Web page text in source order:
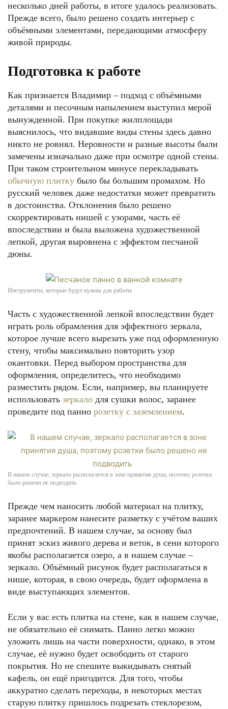
несколько дней работы, в итоге удалось реализовать.
Прежде всего, было решено создать интерьер с
объёмными элементами, передающими атмосферу
живой природы.
Подготовка к работе
Как признается Владимир – подход с объёмными
деталями и песочным напылением выступил мерой
вынужденной. При покупке жилплощади
выяснилось, что видавшие виды стены здесь давно
никто не ровнял. Неровности и разные высоты были
замечены изначально даже при осмотре одной стены.
При таком строительном минусе перекладывать
обычную плитку было бы большим промахом. Но
русский человек даже недостатки может превратить
в достоинства. Отклонения было решено
скорректировать нишей с узорами, часть её
впоследствии и была выложена художественной
лепкой, другая выровнена с эффектом песчаной
дюны.
Инструменты, которые будут нужны для работы
Часть с художественной лепкой впоследствии будет
играть роль обрамления для эффектного зеркала,
которое лучше всего вырезать уже под оформленную
стену, чтобы максимально повторить узор
окантовки. Перед выбором пространства для
оформления, определитесь, что необходимо
разместить рядом. Если, например, вы планируете
использовать зеркало для сушки волос, заранее
проведите под панно розетку с заземлением.
В нашем случае, зеркало располагается в зоне принятия душа, поэтому розетки
было решено не подводить
Прежде чем наносить любой материал на плитку,
заранее маркером нанесите разметку с учётом ваших
предпочтений. В нашем случае, за основу был
принят эскиз живого дерева и веток, в сени которого
якобы располагается озеро, а в нашем случае –
зеркало. Объёмный рисунок будет располагаться в
нише, которая, в свою очередь, будет оформлена в
виде выступающих элементов.
Если у вас есть плитка на стене, как в нашем случае,
не обязательно её снимать. Панно легко можно
уложить лишь на части поверхности, однако, в этом
случае, её нужно будет освободить от старого
покрытия. Но не спешите выкидывать снятый
кафель, он ещё пригодится. Для того, чтобы
аккуратно сделать переходы, в некоторых местах
старую плитку пришлось подрезать стеклорезом,